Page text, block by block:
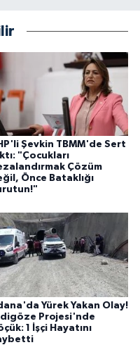
Şevkin TBMM'de Sert
"Çocukları
Çözüm
Önce Bataklığı
Yürek Yakan Olay!
Projesi'nde
1 İşçi Hayatını